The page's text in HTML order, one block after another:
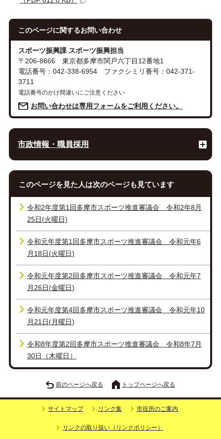
このページに関するお問い合わせ
スポーツ振興課 スポーツ振興担当
〒206-8666 東京都多摩市関戸六丁目12番地1
電話番号：042-338-6954 ファクシミリ番号：042-371-
3711
電話番号のかけ間違いにご注意ください
お問い合わせは専用フォームをご利用ください。
市政情報・職員採用
このページを見た人は次のページも見ています
令和2年度第1回多摩市スポーツ推進審議会 令和2年8月
25日(火曜日)
令和元年度第1回多摩市スポーツ推進審議会 令和元年6
月18日(火曜日)
令和元年度第2回多摩市スポーツ推進審議会 令和元年7
月26日(金曜日)
令和元年度第4回多摩市スポーツ推進審議会 令和元年10
月21日(月曜日)
令和8年度第2回多摩市スポーツ推進審議会 令和8年7月
30日（木曜日）
前のページへ戻る トップページへ戻る
サイトマップ リンク集 市役所のご案内
リンクの取り扱い（リンクポリシー）